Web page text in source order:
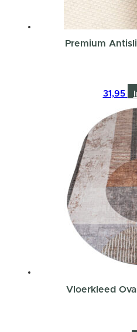
Premium
31,95
Vloerkleed